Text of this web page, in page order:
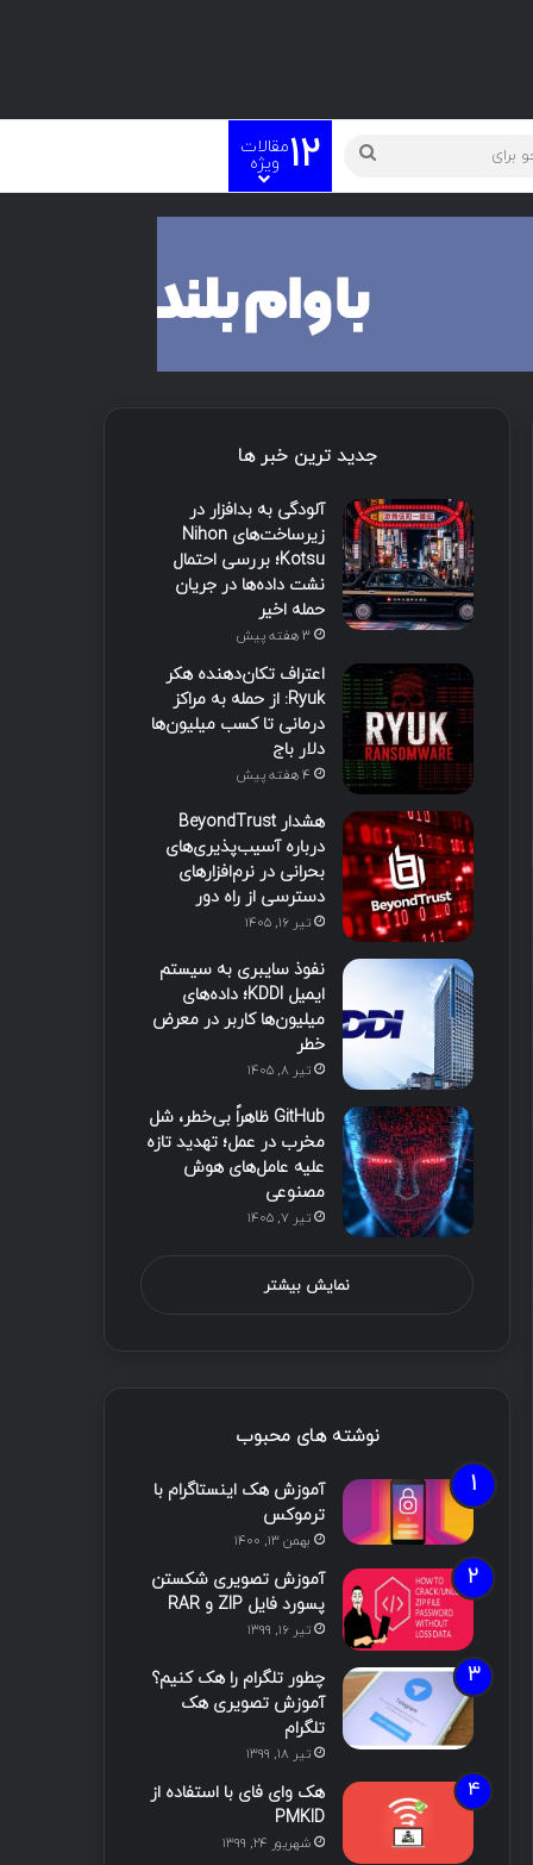
جستجو
برای
12مقالات
ویژه
جدید ترین خبر ها
آلودگی به بدافزار در
زیرساخت‌های Nihon
Kotsu؛ بررسی احتمال
نشت داده‌ها در جریان
حمله اخیر
3 هفته پیش
اعتراف تکان‌دهنده هکر
Ryuk: از حمله به مراکز
درمانی تا کسب میلیون‌ها
دلار باج
4 هفته پیش
هشدار BeyondTrust
درباره آسیب‌پذیری‌های
بحرانی در نرم‌افزارهای
دسترسی از راه دور
تیر ۱۶, ۱۴۰۵
نفوذ سایبری به سیستم
ایمیل KDDI؛ داده‌های
میلیون‌ها کاربر در معرض
خطر
تیر ۸, ۱۴۰۵
GitHub ظاهراً بی‌خطر، شل
مخرب در عمل؛ تهدید تازه
علیه عامل‌های هوش
مصنوعی
تیر ۷, ۱۴۰۵
نمایش بیشتر
نوشته های محبوب
آموزش هک اینستاگرام با
ترموکس
بهمن ۱۳, ۱۴۰۰
آموزش تصویری شکستن
پسورد فایل ZIP و RAR
تیر ۱۶, ۱۳۹۹
چطور تلگرام را هک کنیم؟
آموزش تصویری هک
تلگرام
تیر ۱۸, ۱۳۹۹
هک وای فای با استفاده از
PMKID
شهریور ۲۴, ۱۳۹۹